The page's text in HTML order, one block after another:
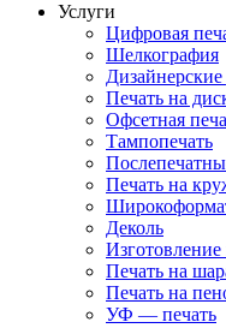
Услуги
Цифровая
Шелкография
Дизайнерские
Печать на
Офсетная
Тампопечать
Печать на
Деколь
Печать на
Печать на
УФ — печать